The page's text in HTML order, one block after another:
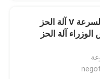
1232 عالية السرعة V آلة الحز
آلة الحز